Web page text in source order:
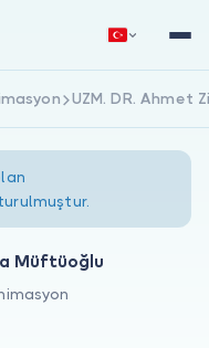
Giriş Yap
UZM. DR. Ahmet
Müftüoğlu